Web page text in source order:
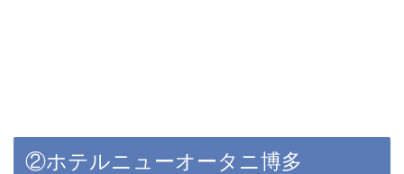
②ホテルニューオータニ博多